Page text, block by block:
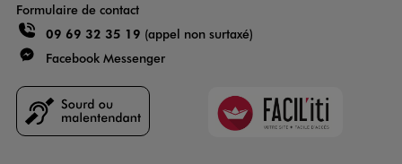
Formulaire de contact
09 69 32 35 19 (appel non surtaxé)
Facebook Messenger
Faciliti